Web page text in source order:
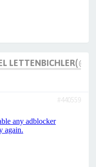
#440559